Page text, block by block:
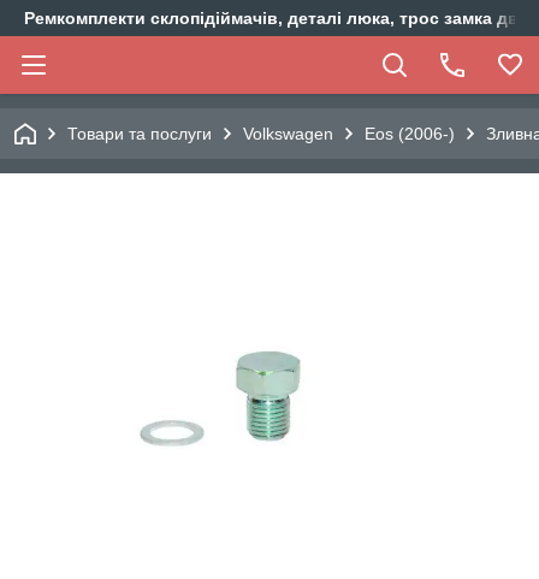
Ремкомплекти склопідіймачів, деталі люка, трос замка
Товари та послуги Volkswagen Eos (2006-)